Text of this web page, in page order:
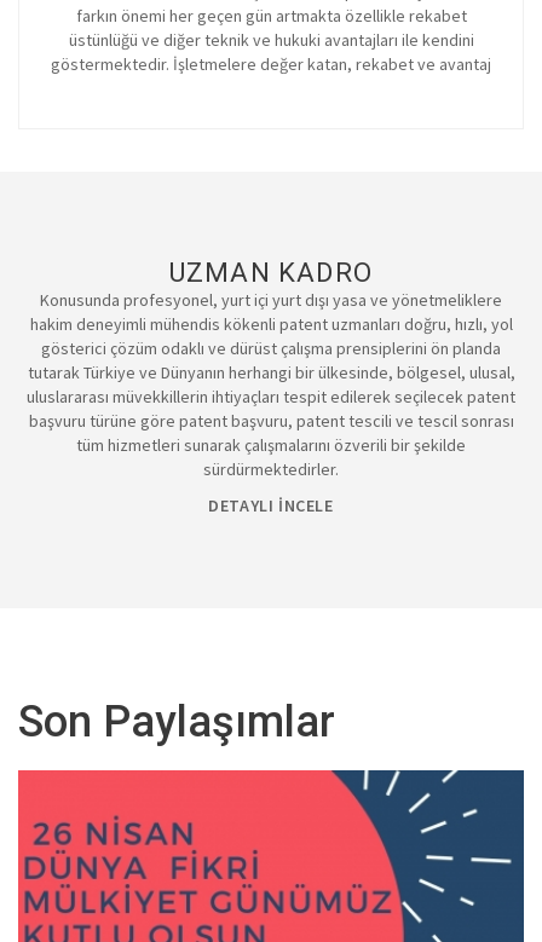
farkın önemi her geçen gün artmakta özellikle rekabet
üstünlüğü ve diğer teknik ve hukuki avantajları ile kendini
göstermektedir. İşletmelere değer katan, rekabet ve avantaj
UZMAN KADRO
Konusunda profesyonel, yurt içi yurt dışı yasa ve yönetmeliklere
hakim deneyimli mühendis kökenli patent uzmanları doğru, hızlı, yol
gösterici çözüm odaklı ve dürüst çalışma prensiplerini ön planda
tutarak Türkiye ve Dünyanın herhangi bir ülkesinde, bölgesel, ulusal,
uluslararası müvekkillerin ihtiyaçları tespit edilerek seçilecek patent
başvuru türüne göre patent başvuru, patent tescili ve tescil sonrası
tüm hizmetleri sunarak çalışmalarını özverili bir şekilde
sürdürmektedirler.
DETAYLI İNCELE
Son Paylaşımlar